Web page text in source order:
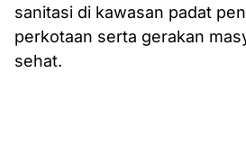
sanitasi di kawasan padat
perkotaan serta gerakan
sehat.